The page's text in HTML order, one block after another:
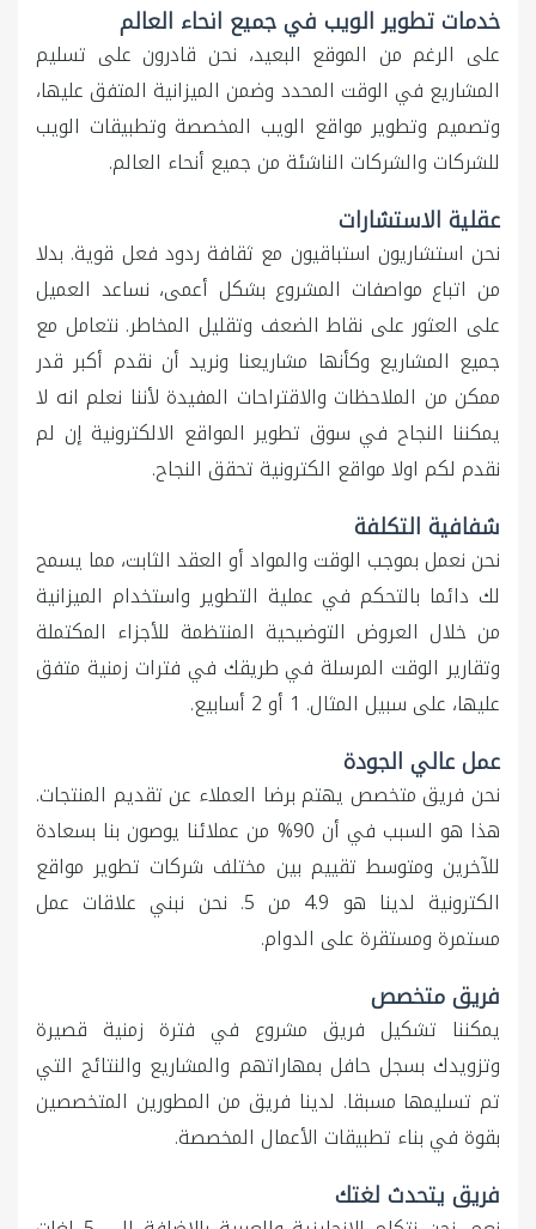
خدمات تطوير الويب في جميع انحاء العالم
على الرغم من الموقع البعيد، نحن قادرون على تسليم
المشاريع في الوقت المحدد وضمن الميزانية المتفق عليها،
وتصميم وتطوير مواقع الويب المخصصة وتطبيقات الويب
للشركات والشركات الناشئة من جميع أنحاء العالم.
عقلية الاستشارات
نحن استشاريون استباقيون مع ثقافة ردود فعل قوية. بدلا
من اتباع مواصفات المشروع بشكل أعمى، نساعد العميل
على العثور على نقاط الضعف وتقليل المخاطر. نتعامل مع
جميع المشاريع وكأنها مشاريعنا ونريد أن نقدم أكبر قدر
ممكن من الملاحظات والاقتراحات المفيدة لأننا نعلم انه لا
يمكننا النجاح في سوق تطوير المواقع الالكترونية إن لم
نقدم لكم اولا مواقع الكترونية تحقق النجاح.
شفافية التكلفة
نحن نعمل بموجب الوقت والمواد أو العقد الثابت، مما يسمح
لك دائما بالتحكم في عملية التطوير واستخدام الميزانية
من خلال العروض التوضيحية المنتظمة للأجزاء المكتملة
وتقارير الوقت المرسلة في طريقك في فترات زمنية متفق
عليها، على سبيل المثال. 1 أو 2 أسابيع.
عمل عالي الجودة
نحن فريق متخصص يهتم برضا العملاء عن تقديم المنتجات.
هذا هو السبب في أن 90% من عملائنا يوصون بنا بسعادة
للآخرين ومتوسط تقييم بين مختلف شركات تطوير مواقع
الكترونية لدينا هو 4.9 من 5. نحن نبني علاقات عمل
مستمرة ومستقرة على الدوام.
فريق متخصص
يمكننا تشكيل فريق مشروع في فترة زمنية قصيرة
وتزويدك بسجل حافل بمهاراتهم والمشاريع والنتائج التي
تم تسليمها مسبقا. لدينا فريق من المطورين المتخصصين
بقوة في بناء تطبيقات الأعمال المخصصة.
فريق يتحدث لغتك